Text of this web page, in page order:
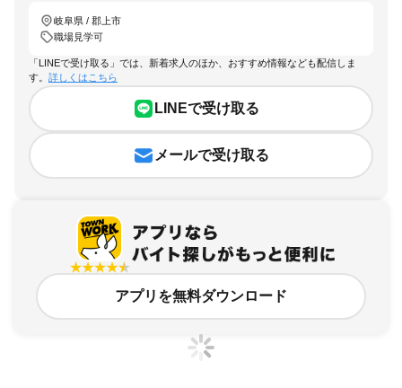
岐阜県 / 郡上市
職場見学可
「LINEで受け取る」では、新着求人のほか、おすすめ情報なども配信しま
す。 詳しくはこちら
LINEで受け取る
メールで受け取る
アプリを無料ダウンロード